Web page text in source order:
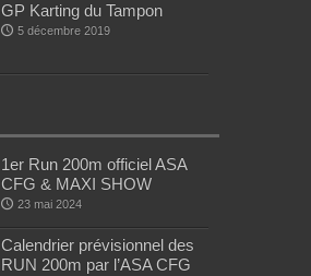
GP Karting du Tampon
5 décembre 2019
1er Run 200m officiel ASA
CFG & MAXI SHOW
23 mai 2024
Calendrier prévisionnel des
RUN 200m par l’ASA CFG